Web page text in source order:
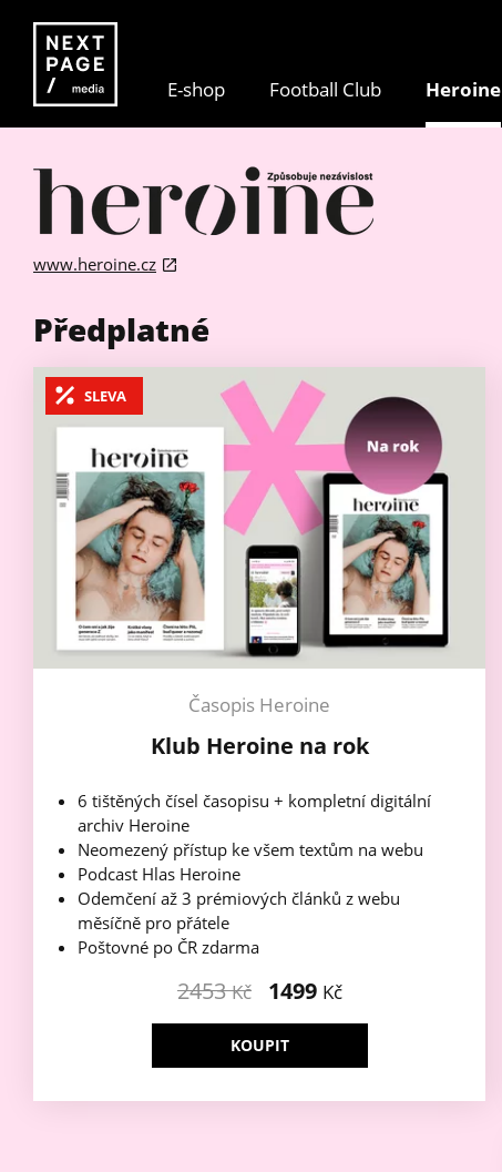
E-shop Football Club Heroine
www.heroine.cz
Předplatné
SLEVA
Časopis Heroine
Klub Heroine na rok
6 tištěných čísel časopisu + kompletní digitální
archiv Heroine
Neomezený přístup ke všem textům na webu
Podcast Hlas Heroine
Odemčení až 3 prémiových článků z webu
měsíčně pro přátele
Poštovné po ČR zdarma
2453Kč 1499 Kč
KOUPIT